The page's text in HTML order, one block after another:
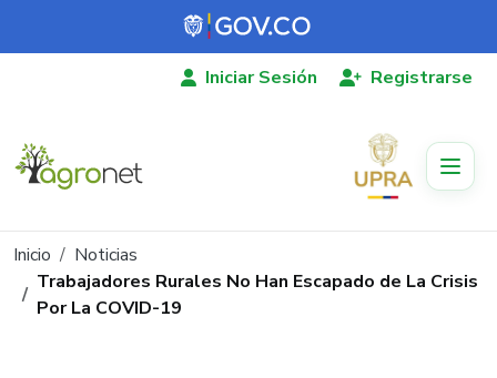
Pasar al contenido principal
Iniciar Sesión Registrarse
Ruta de navegación
Inicio
Noticias
Trabajadores Rurales No Han Escapado de La Crisis
Por La COVID-19